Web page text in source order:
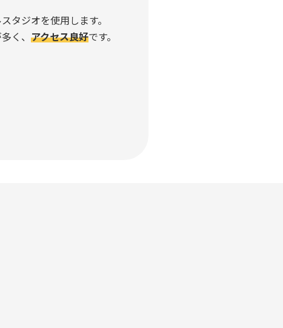
タジオを使用します。
く、 アクセス良好です。